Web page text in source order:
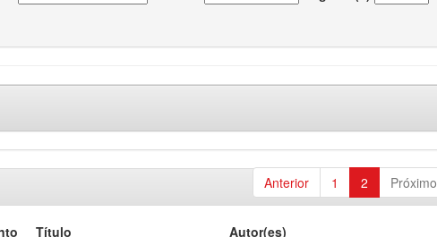
Anterior 1 2 Próximo
Título
Autor(es)